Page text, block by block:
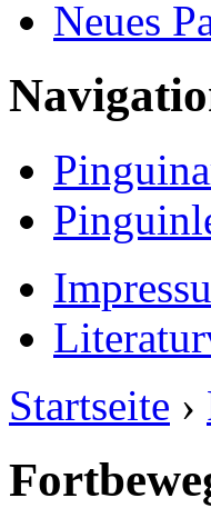
Neues
Startseite ›